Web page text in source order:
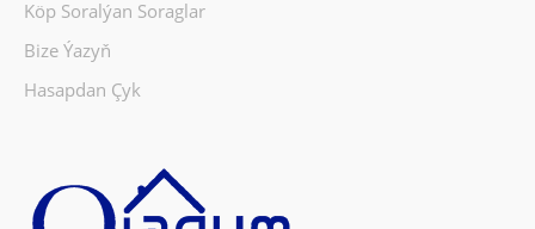
Köp Soralýan Soraglar
Bize Ýazyň
Hasapdan Çyk